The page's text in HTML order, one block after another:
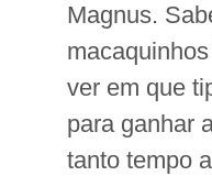
Magnus.
ver em que
para ganhar
tanto tempo